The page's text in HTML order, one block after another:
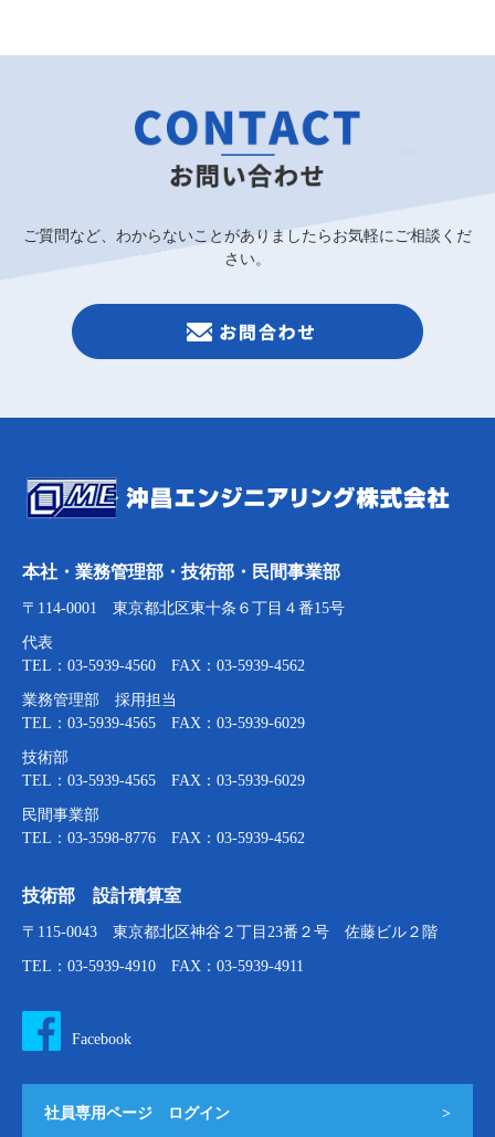
ご質問など、わからないことがありましたらお気軽にご相談くだ
さい。
本社・業務管理部・技術部・民間事業部
〒114-0001 東京都北区東十条６丁目４番15号
代表
TEL：03-5939-4560 FAX：03-5939-4562
業務管理部 採用担当
TEL：03-5939-4565 FAX：03-5939-6029
技術部
TEL：03-5939-4565 FAX：03-5939-6029
民間事業部
TEL：03-3598-8776 FAX：03-5939-4562
技術部 設計積算室
〒115-0043 東京都北区神谷２丁目23番２号 佐藤ビル２階
TEL：03-5939-4910 FAX：03-5939-4911
Facebook
社員専用ページ ログイン >